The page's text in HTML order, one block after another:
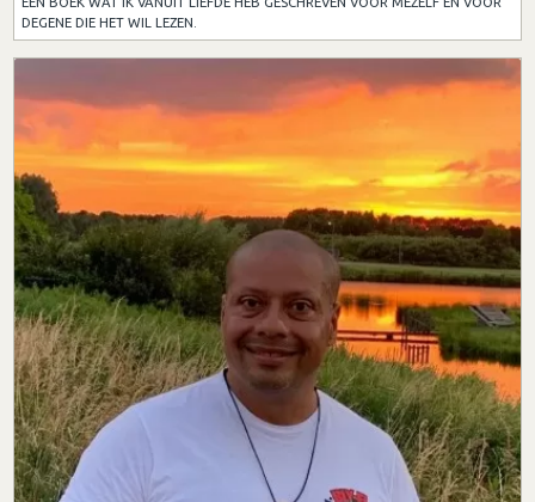
DEGENE DIE HET WIL LEZEN.